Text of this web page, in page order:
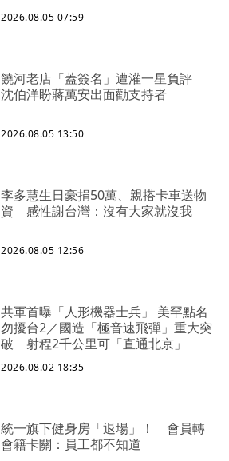
2026.08.05 07:59
饒河老店「蓋簽名」遭灌一星負評
沈伯洋盼蔣萬安出面勸支持者
2026.08.05 13:50
李多慧生日豪捐50萬、親搭卡車送物
資 感性謝台灣：沒有大家就沒我
2026.08.05 12:56
共軍首曝「人形機器士兵」 美罕點名
勿擾台2／國造「極音速飛彈」重大突
破 射程2千公里可「直通北京」
2026.08.02 18:35
統一旗下健身房「退場」！ 會員轉
會籍卡關：員工都不知道